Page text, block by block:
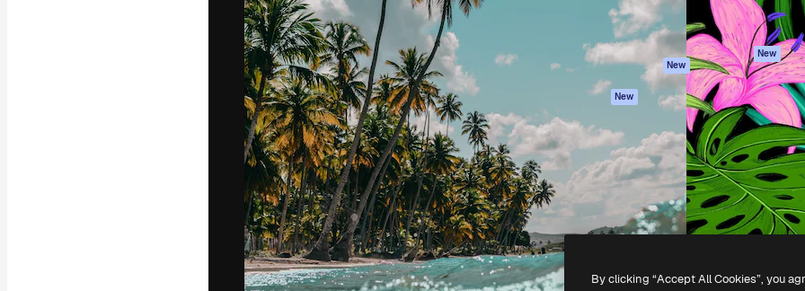
Texto para voz
Conteúdo de stock
MCP para
Claude/ChatGPT
New
Agentes New
API
App móvel
Todas as
ferramentas
Política de
privacidade
Originais New
Política de
Central de
confiabilidade
Afiliados
Empresas
Copyright © 2010-2026Freepik Company S.L.U.Todos os direitos reservados.
By clicking “Accept All Cookies”, you